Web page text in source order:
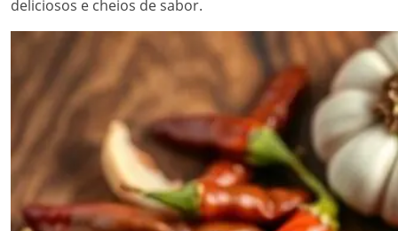
deliciosos e cheios de sabor.